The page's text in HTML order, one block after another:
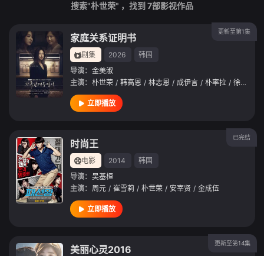
搜索"朴世荣" ，找到 7部影视作品
更新至第1集
家庭关系证明书
剧集 2026
韩国
导演： 金美淑
主演： 朴世荣 / 韩高恩 / 林志恩 / 成伊言 / 朴率拉 / 徐道永
立即播放
已完结
时尚王
电影 2014
韩国
导演： 吴基桓
主演： 周元 / 崔雪莉 / 朴世荣 / 安宰贤 / 金成伍
立即播放
更新至第14集
美丽心灵2016